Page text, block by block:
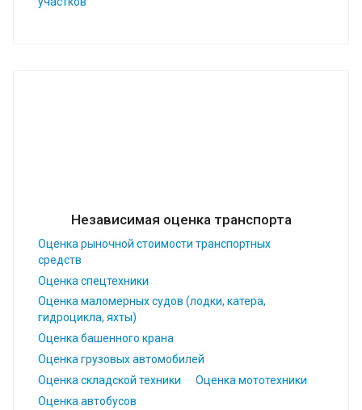
Независимая оценка транспорта
Оценка рыночной стоимости транспортных
средств
Оценка спецтехники
Оценка маломерных судов (лодки, катера,
гидроцикла, яхты)
Оценка башенного крана
Оценка грузовых автомобилей
Оценка складской техники
Оценка мототехники
Оценка автобусов